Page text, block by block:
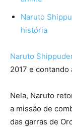
Naruto
história
Naruto
2017 e contando
Nela, Naruto
a missão de
das garras de